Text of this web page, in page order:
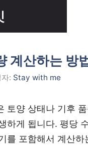
계산하는 방
: Stay with me
토양 상태나 기후
하게 됩니다. 평당
를 포함해서 계산